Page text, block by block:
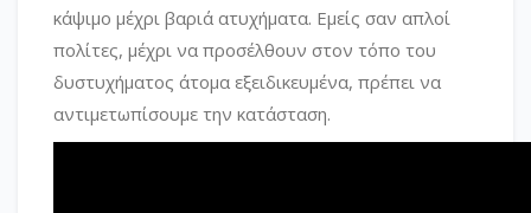
κάψιμο μέχρι βαριά ατυχήματα. Εμείς σαν απλοί
πολίτες, μέχρι να προσέλθουν στον τόπο του
δυστυχήματος άτομα εξειδικευμένα, πρέπει να
αντιμετωπίσουμε την κατάσταση.